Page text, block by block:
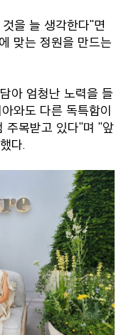
을 늘 생각한다"면
맞는 정원을 만드는
아 엄청난 노력을 들
와도 다른 독특함이
주목받고 있다"며 "앞
다.